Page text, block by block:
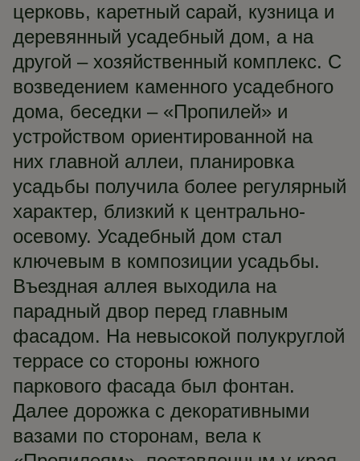
церковь, каретный сарай, кузница и
деревянный усадебный дом, а на
другой – хозяйственный комплекс. С
возведением каменного усадебного
дома, беседки – «Пропилей» и
устройством ориентированной на
них главной аллеи, планировка
усадьбы получила более регулярный
характер, близкий к центрально-
осевому. Усадебный дом стал
ключевым в композиции усадьбы.
Въездная аллея выходила на
парадный двор перед главным
фасадом. На невысокой полукруглой
террасе со стороны южного
паркового фасада был фонтан.
Далее дорожка с декоративными
вазами по сторонам, вела к